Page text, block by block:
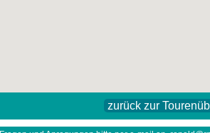
zurück zur